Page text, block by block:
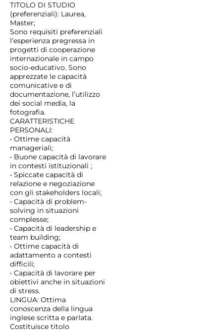
TITOLO DI STUDIO
(preferenziali): Laurea,
Master;
Sono requisiti preferenziali
l’esperienza pregressa in
progetti di cooperazione
internazionale in campo
socio-educativo. Sono
apprezzate le capacità
comunicative e di
documentazione, l’utilizzo
dei social media, la
fotografia.
CARATTERISTICHE
PERSONALI:
• Ottime capacità
manageriali;
• Buone capacità di lavorare
in contesti istituzionali ;
• Spiccate capacità di
relazione e negoziazione
con gli stakeholders locali;
• Capacità di problem-
solving in situazioni
complesse;
• Capacità di leadership e
team building;
• Ottime capacità di
adattamento a contesti
difficili;
• Capacità di lavorare per
obiettivi anche in situazioni
di stress.
LINGUA: Ottima
conoscenza della lingua
inglese scritta e parlata.
Costituisce titolo